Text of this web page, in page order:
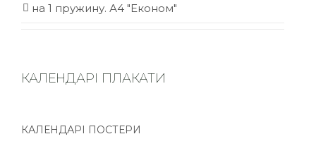
на 1 пружину. А4 "Економ"
КАЛЕНДАРІ ПЛАКАТИ
КАЛЕНДАРІ ПОСТЕРИ